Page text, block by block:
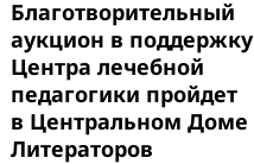
Благотворительный
аукцион в поддержку
Центра лечебной
педагогики пройдет
в Центральном Доме
Литераторов